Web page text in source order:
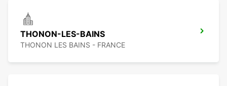
THONON-LES-BAINS
THONON LES BAINS - FRANCE